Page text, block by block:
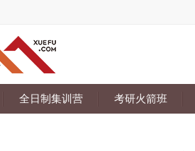
全日制集训营 考研火箭班